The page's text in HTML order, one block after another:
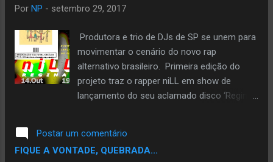
Por NP - setembro 29, 2017
Produtora e trio de DJs de SP se unem para
movimentar o cenário do novo rap
alternativo brasileiro. Primeira edição do
projeto traz o rapper niLL em show de
lançamento do seu aclamado disco ‘Regina’,
um dos melhores álbuns de rap do ano. A
noite, que será celebrada na Associação
Postar um comentário
FIQUE A VONTADE, QUEBRADA...